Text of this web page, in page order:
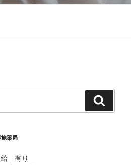
索
薬局
給 有り